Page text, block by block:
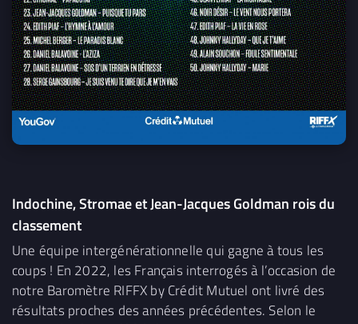
Indochine, Stromae et Jean-Jacques Goldman rois du
classement
Une équipe intergénérationnelle qui gagne à tous les
coups ! En 2022, les Français interrogés à l’occasion de
notre Baromètre RIFFX by Crédit Mutuel ont livré des
résultats proches des années précédentes. Selon le